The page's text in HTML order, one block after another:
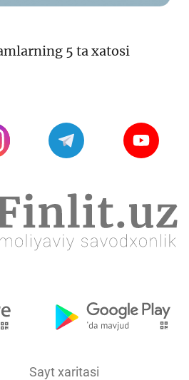
5 ta xatosi
Sayt xaritasi